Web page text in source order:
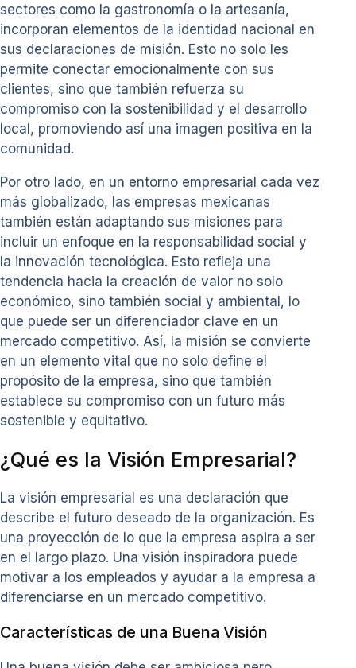
sectores como la gastronomía o la artesanía,
incorporan elementos de la identidad nacional en
sus declaraciones de misión. Esto no solo les
permite conectar emocionalmente con sus
clientes, sino que también refuerza su
compromiso con la sostenibilidad y el desarrollo
local, promoviendo así una imagen positiva en la
comunidad.
Por otro lado, en un entorno empresarial cada vez
más globalizado, las empresas mexicanas
también están adaptando sus misiones para
incluir un enfoque en la responsabilidad social y
la innovación tecnológica. Esto refleja una
tendencia hacia la creación de valor no solo
económico, sino también social y ambiental, lo
que puede ser un diferenciador clave en un
mercado competitivo. Así, la misión se convierte
en un elemento vital que no solo define el
propósito de la empresa, sino que también
establece su compromiso con un futuro más
sostenible y equitativo.
¿Qué es la Visión Empresarial?
La visión empresarial es una declaración que
describe el futuro deseado de la organización. Es
una proyección de lo que la empresa aspira a ser
en el largo plazo. Una visión inspiradora puede
motivar a los empleados y ayudar a la empresa a
diferenciarse en un mercado competitivo.
Características de una Buena Visión